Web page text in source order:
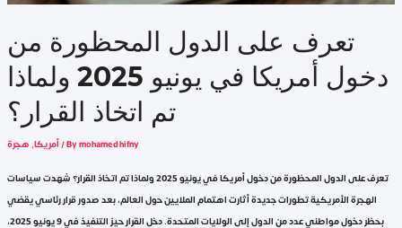
تعرف على الدول المحظورة من
دخول أمريكا في يونيو 2025 ولماذا
تم اتخاذ القرار؟
أمريكا,هجرة / Bymohamed hifny
تعرف على الدول المحظورة من دخول أمريكا في يونيو 2025 ولماذا تم اتخاذ القرار؟ شهدت سياسات
الهجرة الأمريكية تطورات جديدة أثارت اهتمام الملايين حول العالم، بعد صدور قرار رئاسي يقضي
بحظر دخول مواطني عدد من الدول إلى الولايات المتحدة. دخل القرار حيز التنفيذ في 9 يونيو 2025،